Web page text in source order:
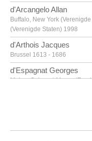
d'Arcangelo Allan
Buffalo, New York
(Verenigde Staten) 1998
d'Arthois Jacques
Brussel 1613 - 1686
d'Espagnat Georges
Melun, Seine-et-Marne
Geraardsbergen 1921 -